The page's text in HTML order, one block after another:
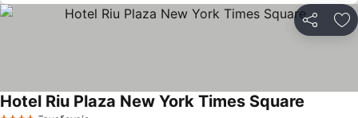
Hotel Riu Plaza New York Times Square